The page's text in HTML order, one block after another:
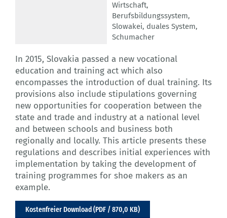
Wirtschaft,
Berufsbildungssystem,
Slowakei, duales System,
Schumacher
In 2015, Slovakia passed a new vocational
education and training act which also
encompasses the introduction of dual training. Its
provisions also include stipulations governing
new opportunities for cooperation between the
state and trade and industry at a national level
and between schools and business both
regionally and locally. This article presents these
regulations and describes initial experiences with
implementation by taking the development of
training programmes for shoe makers as an
example.
Kostenfreier Download (PDF / 870,0 KB)